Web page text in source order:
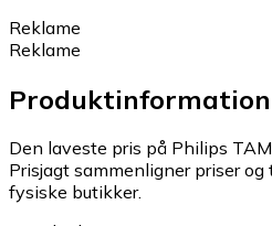
Reklame
Reklame
Produktinformation
Den laveste pris på Philips
Prisjagt sammenligner priser
fysiske butikker.